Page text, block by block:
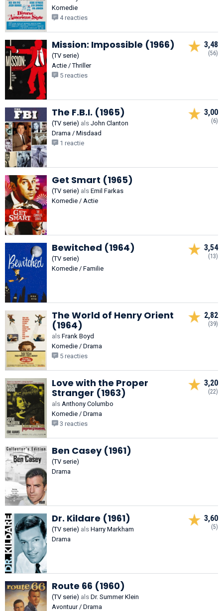
Komedie
4 reacties
Mission: Impossible (1966)
(TV serie)
Actie / Thriller
5 reacties
3,48
(56)
The F.B.I. (1965)
(TV serie) als John Clanton
Drama / Misdaad
1 reactie
3,00
(6)
Get Smart (1965)
(TV serie) als Emil Farkas
Komedie / Actie
Bewitched (1964)
(TV serie)
Komedie / Familie
3,54
(13)
The World of Henry Orient
(1964)
als Frank Boyd
Komedie / Drama
5 reacties
2,82
(39)
Love with the Proper
Stranger (1963)
als Anthony Columbo
Komedie / Drama
3 reacties
3,20
(22)
Ben Casey (1961)
(TV serie)
Drama
Dr. Kildare (1961)
(TV serie) als Harry Markham
Drama
3,60
(5)
Route 66 (1960)
(TV serie) als Dr. Summer Klein
Avontuur / Drama